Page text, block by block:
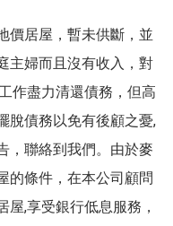
價居屋，暫未供斷，並
主婦而且沒有收入，對
作盡力清還債務，但高
脫債務以免有後顧之憂,
，聯絡到我們。由於麥
的條件，在本公司顧問
,享受銀行低息服務，